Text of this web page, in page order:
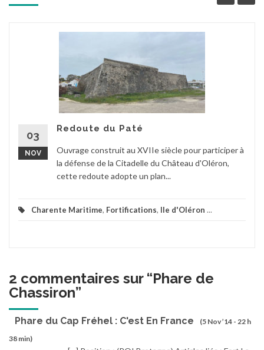
03
NOV
Redoute du Paté
Ouvrage construit au XVIIe siècle pour participer à
la défense de la Citadelle du Château d'Oléron,
cette redoute adopte un plan...
Charente Maritime, Fortifications, Ile d'Oléron ...
2 commentaires sur “Phare de
Chassiron”
Phare du Cap Fréhel : C'est En France
(5 Nov ’14 - 22 h
38 min)